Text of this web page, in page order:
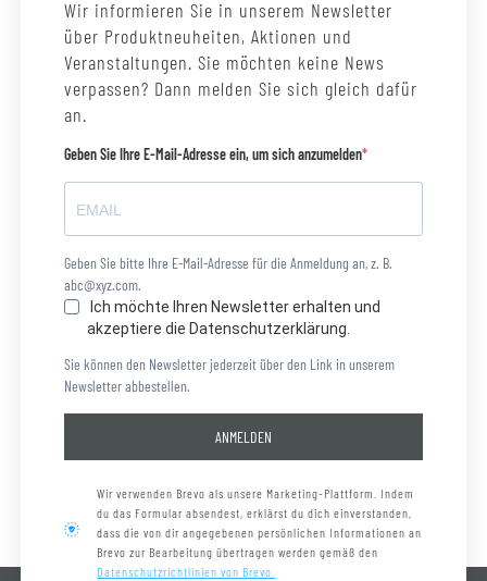
Wir informieren Sie in unserem Newsletter
über Produktneuheiten, Aktionen und
Veranstaltungen. Sie möchten keine News
verpassen? Dann melden Sie sich gleich dafür
an.
Geben Sie Ihre E-Mail-Adresse ein, um sich anzumelden
Geben Sie bitte Ihre E-Mail-Adresse für die Anmeldung an, z. B.
abc@xyz.com.
Ich möchte Ihren Newsletter erhalten und
akzeptiere die Datenschutzerklärung.
Sie können den Newsletter jederzeit über den Link in unserem
Newsletter abbestellen.
ANMELDEN
Wir verwenden Brevo als unsere Marketing-Plattform. Indem
du das Formular absendest, erklärst du dich einverstanden,
dass die von dir angegebenen persönlichen Informationen an
Brevo zur Bearbeitung übertragen werden gemäß den
Datenschutzrichtlinien von Brevo.